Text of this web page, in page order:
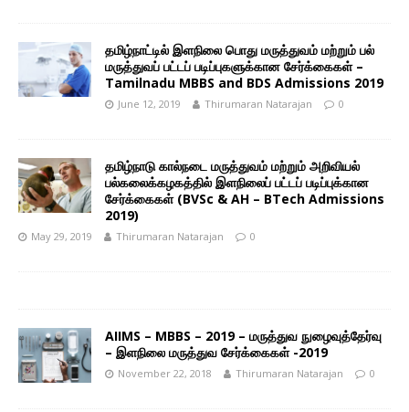
தமிழ்நாட்டில் இளநிலை பொது மருத்துவம் மற்றும் பல்
மருத்துவப் பட்டப் படிப்புகளுக்கான சேர்க்கைகள் –
Tamilnadu MBBS and BDS Admissions 2019
June 12, 2019 Thirumaran Natarajan 0
தமிழ்நாடு கால்நடை மருத்துவம் மற்றும் அறிவியல்
பல்கலைக்கழகத்தில் இளநிலைப் பட்டப் படிப்புக்கான
சேர்க்கைகள் (BVSc & AH – BTech Admissions
2019)
May 29, 2019 Thirumaran Natarajan 0
AIIMS – MBBS – 2019 – மருத்துவ நுழைவுத்தேர்வு
– இளநிலை மருத்துவ சேர்க்கைகள் -2019
November 22, 2018 Thirumaran Natarajan 0